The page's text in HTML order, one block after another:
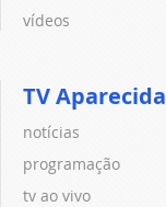
vídeos
TV Aparecida
notícias
programação
tv ao vivo